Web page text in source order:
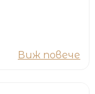
Виж повече